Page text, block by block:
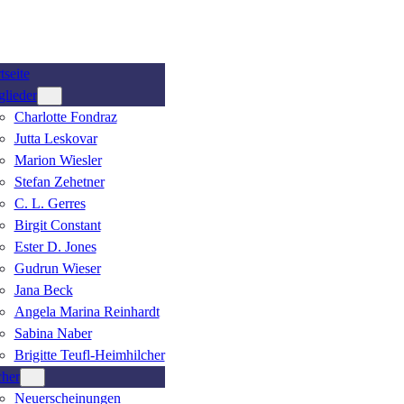
Charlotte Fondraz
Jutta Leskovar
Marion Wiesler
Stefan Zehetner
C. L. Gerres
Birgit Constant
Ester D. Jones
Gudrun Wieser
Jana Beck
Angela Marina Reinhardt
Sabina Naber
Brigitte Teufl-Heimhilcher
Neuerscheinungen